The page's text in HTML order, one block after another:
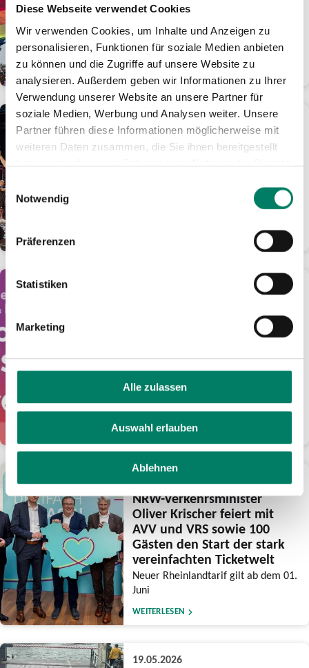
Diese Webseite verwendet Cookies
Wir verwenden Cookies, um Inhalte und Anzeigen zu
personalisieren, Funktionen für soziale Medien anbieten
zu können und die Zugriffe auf unsere Website zu
analysieren. Außerdem geben wir Informationen zu Ihrer
Verwendung unserer Website an unsere Partner für
soziale Medien, Werbung und Analysen weiter. Unsere
Partner führen diese Informationen möglicherweise mit
weiteren Daten zusammen, die Sie ihnen bereitgestellt
Einwilligungsauswahl
Notwendig
Präferenzen
Statistiken
Marketing
Alle zulassen
Auswahl erlauben
Ablehnen
Tage für nur 24 Euro im
Ticket-Angebot ist online oder als
Handyticket erhältlich
01.06.2026
KöllePally lässt den
Tanzbrunnen eskalieren:
Ausbilder Schmidt und Laurin
frühsommerliche Fahrten
Aktion ihre Tarifreformen und wollen
den Luftlinientarif noch bekannter
machen
WEITERLESEN
NRW-Verkehrsminister
Oliver Krischer feiert mit
AVV und VRS sowie 100
Gästen den Start der stark
vereinfachten Ticketwelt
Neuer Rheinlandtarif gilt ab dem 01.
Juni
WEITERLESEN
19.05.2026